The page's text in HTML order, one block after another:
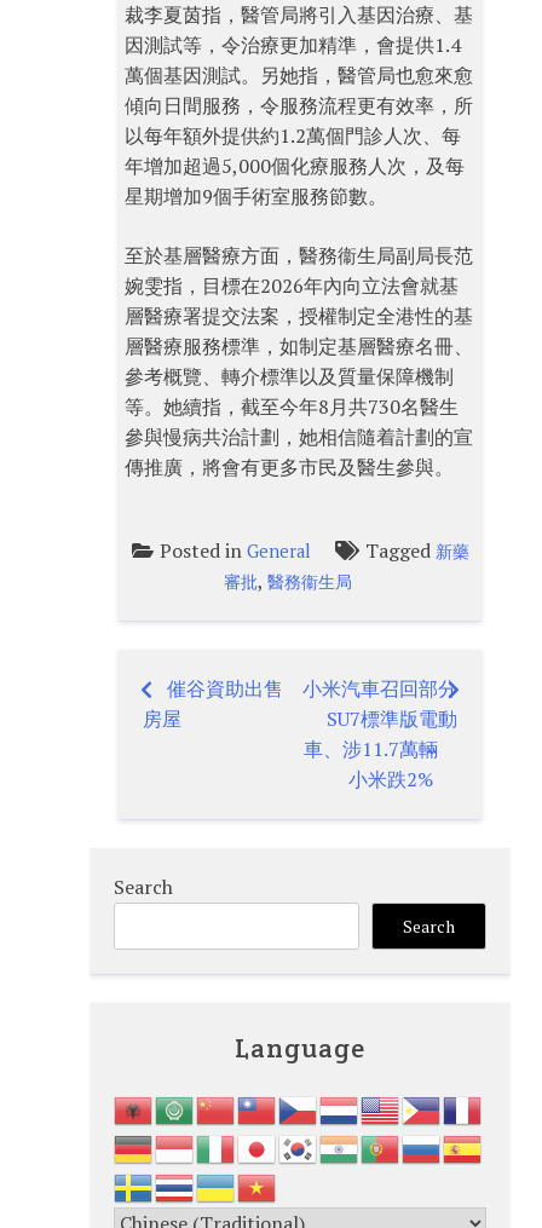
裁李夏茵指，醫管局將引入基因治療、基
因測試等，令治療更加精準，會提供1.4
萬個基因測試。另她指，醫管局也愈來愈
傾向日間服務，令服務流程更有效率，所
以每年額外提供約1.2萬個門診人次、每
年增加超過5,000個化療服務人次，及每
星期增加9個手術室服務節數。
至於基層醫療方面，醫務衞生局副局長范
婉雯指，目標在2026年內向立法會就基
層醫療署提交法案，授權制定全港性的基
層醫療服務標準，如制定基層醫療名冊、
參考概覽、轉介標準以及質量保障機制
等。她續指，截至今年8月共730名醫生
參與慢病共治計劃，她相信隨着計劃的宣
傳推廣，將會有更多市民及醫生參與。
Posted in General Tagged 新藥
審批,醫務衞生局
Post
navigation
催谷資助出售
房屋
小米汽車召回部分
SU7標準版電動
車、涉11.7萬輛
小米跌2%
Search
Search
Language